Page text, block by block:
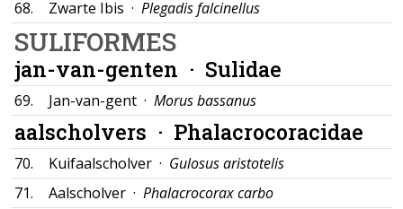
68.
Zwarte Ibis · Plegadis falcinellus
SULIFORMES
jan-van-genten · Sulidae
69. Jan-van-gent · Morus bassanus
aalscholvers · Phalacrocoracidae
70. Kuifaalscholver · Gulosus aristotelis
71.
Aalscholver · Phalacrocorax carbo